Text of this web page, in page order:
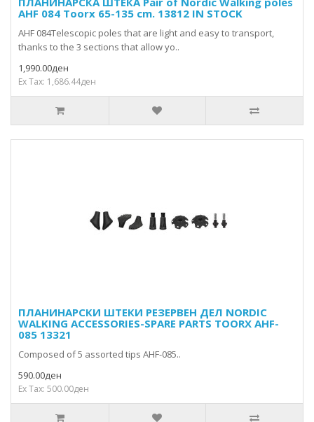
AHF 084 Toorx 65-135 cm. 13812 IN STOCK
AHF 084Telescopic poles that are light and easy to transport,
thanks to the 3 sections that allow yo..
1,990.00ден
Ex Tax: 1,686.44ден
ПЛАНИНАРСКИ ШТЕКИ РЕЗЕРВЕН ДЕЛ NORDIC
WALKING ACCESSORIES-SPARE PARTS TOORX AHF-
085 13321
Composed of 5 assorted tips AHF-085..
590.00ден
Ex Tax: 500.00ден